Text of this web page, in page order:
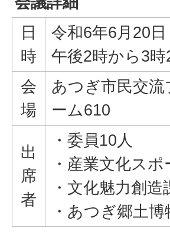
日
時
令和6年6月20日
午後2時から3
会
場
あつぎ市民交
ーム610
出
席
者
・委員10人
・産業文化ス
・文化魅力創造
・あつぎ郷土